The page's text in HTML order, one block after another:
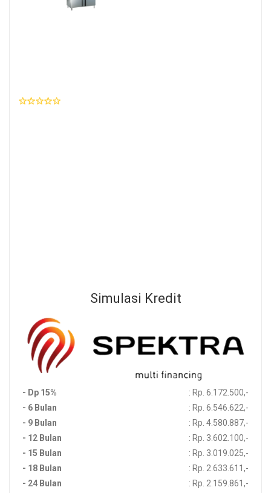
Simulasi Kredit
- Dp 15%
: Rp. 6.172.500,-
- 6 Bulan
: Rp. 6.546.622,-
- 9 Bulan
: Rp. 4.580.887,-
- 12 Bulan
: Rp. 3.602.100,-
- 15 Bulan
: Rp. 3.019.025,-
- 18 Bulan
: Rp. 2.633.611,-
- 24 Bulan
: Rp. 2.159.861,-